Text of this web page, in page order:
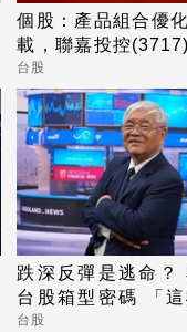
個股：產品組合優
載，聯嘉投控
收及獲利創同期高
台股
跌深反彈是逃命？
台股箱型密碼 「
要快
台股